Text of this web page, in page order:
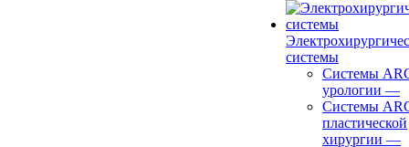
системы
Системы
урологии —
Системы
пластической
хирургии —